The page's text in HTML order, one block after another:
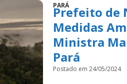
PARÁ
Prefeito de
Medidas
Ministra
Pará
Postado em 24/05/2024